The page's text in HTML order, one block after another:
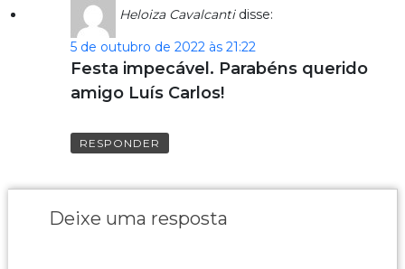
Heloiza Cavalcanti disse:
5 de outubro de 2022 às 21:22
Festa impecável. Parabéns querido
amigo Luís Carlos!
RESPONDER
Deixe uma resposta